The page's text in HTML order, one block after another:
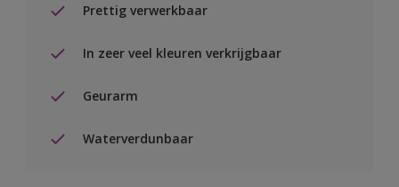
Prettig verwerkbaar
In zeer veel kleuren verkrijgbaar
Geurarm
Waterverdunbaar